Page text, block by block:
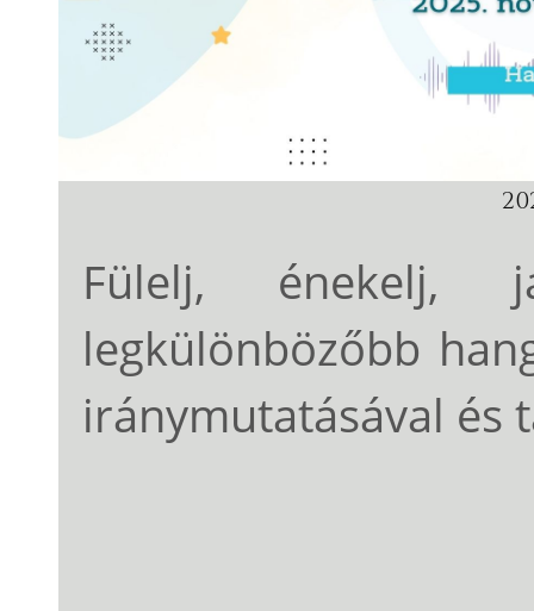
Fülelj,
legkülönbözőbb
iránymutatásával és